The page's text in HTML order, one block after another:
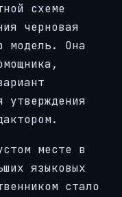
схеме
черновая
модель. Она
утверждения
месте в
языковых
стало